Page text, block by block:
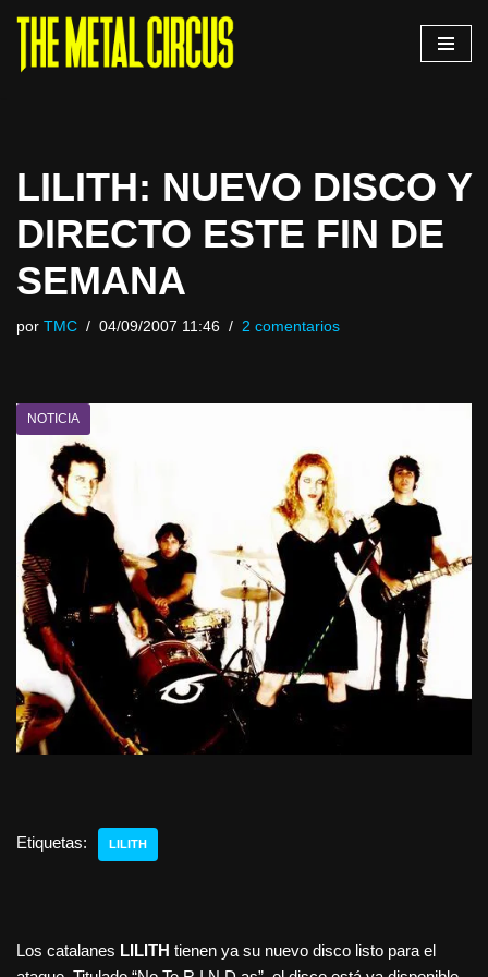
Saltar
LILITH: NUEVO DISCO Y
DIRECTO ESTE FIN DE
SEMANA
por TMC 04/09/2007 11:46 2 comentarios
NOTICIA
Etiquetas: LILITH
Los catalanes LILITH tienen ya su nuevo disco listo para el